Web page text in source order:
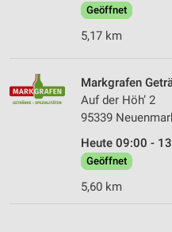
Geöffnet
5,17 km
Markgrafen
Auf der Höh’ 2
95339
Heute 09:00 -
Geöffnet
5,60 km
Verwendung von Profilen zur
Erstellung von Profilen zur
von Inhalten
personalisierter Inhalte
Messung der Werbeleistung